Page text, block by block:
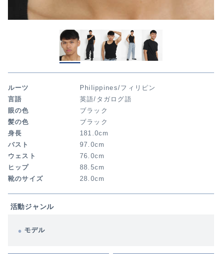
ルーツ
Philippines/フィリピン
言語
英語/タガログ語
眼の色
ブラック
髪の色
ブラック
身長
181.0cm
バスト
97.0cm
ウェスト
76.0cm
ヒップ
88.5cm
靴のサイズ
28.0cm
活動ジャンル
モデル